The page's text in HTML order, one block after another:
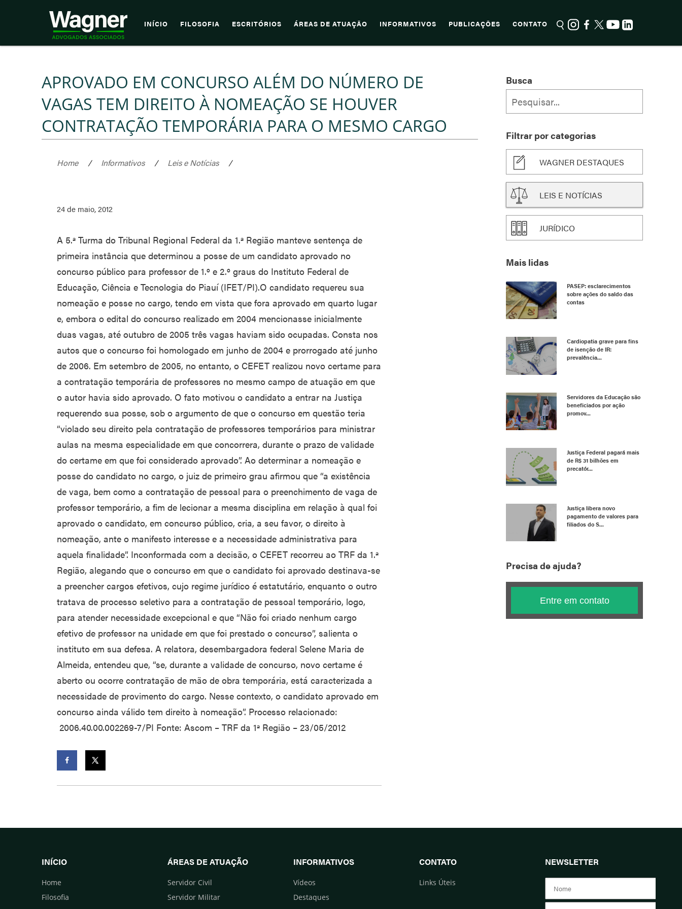
INÍCIO FILOSOFIA ESCRITÓRIOS ÁREAS DE ATUAÇÃO INFORMATIVOS PUBLICAÇÕES CONTATO
APROVADO EM CONCURSO ALÉM DO NÚMERO DE
VAGAS TEM DIREITO À NOMEAÇÃO SE HOUVER
CONTRATAÇÃO TEMPORÁRIA PARA O MESMO CARGO
Home / Informativos / Leis e Notícias /
24 de maio, 2012
A 5.ª Turma do Tribunal Regional Federal da 1.ª Região manteve sentença de
primeira instância que determinou a posse de um candidato aprovado no
concurso público para professor de 1.º e 2.º graus do Instituto Federal de
Educação, Ciência e Tecnologia do Piauí (IFET/PI).O candidato requereu sua
nomeação e posse no cargo, tendo em vista que fora aprovado em quarto lugar
e, embora o edital do concurso realizado em 2004 mencionasse inicialmente
duas vagas, até outubro de 2005 três vagas haviam sido ocupadas. Consta nos
autos que o concurso foi homologado em junho de 2004 e prorrogado até junho
de 2006. Em setembro de 2005, no entanto, o CEFET realizou novo certame para
a contratação temporária de professores no mesmo campo de atuação em que
o autor havia sido aprovado. O fato motivou o candidato a entrar na Justiça
requerendo sua posse, sob o argumento de que o concurso em questão teria
“violado seu direito pela contratação de professores temporários para ministrar
aulas na mesma especialidade em que concorrera, durante o prazo de validade
do certame em que foi considerado aprovado”. Ao determinar a nomeação e
posse do candidato no cargo, o juiz de primeiro grau afirmou que “a existência
de vaga, bem como a contratação de pessoal para o preenchimento de vaga de
professor temporário, a fim de lecionar a mesma disciplina em relação à qual foi
aprovado o candidato, em concurso público, cria, a seu favor, o direito à
nomeação, ante o manifesto interesse e a necessidade administrativa para
aquela finalidade”. Inconformada com a decisão, o CEFET recorreu ao TRF da 1.ª
Região, alegando que o concurso em que o candidato foi aprovado destinava-se
a preencher cargos efetivos, cujo regime jurídico é estatutário, enquanto o outro
tratava de processo seletivo para a contratação de pessoal temporário, logo,
para atender necessidade excepcional e que “Não foi criado nenhum cargo
efetivo de professor na unidade em que foi prestado o concurso”, salienta o
instituto em sua defesa. A relatora, desembargadora federal Selene Maria de
Almeida, entendeu que, “se, durante a validade de concurso, novo certame é
aberto ou ocorre contratação de mão de obra temporária, está caracterizada a
necessidade de provimento do cargo. Nesse contexto, o candidato aprovado em
concurso ainda válido tem direito à nomeação”. Processo relacionado:
2006.40.00.002269-7/PI Fonte: Ascom – TRF da 1ª Região – 23/05/2012
Busca
Filtrar por categorias
WAGNER DESTAQUES
LEIS E NOTÍCIAS
JURÍDICO
Mais lidas
PASEP: esclarecimentos
sobre ações do saldo das
contas
Cardiopatia grave para fins
de isenção de IR:
prevalência...
Servidores da Educação são
beneficiados por ação
promov...
Justiça Federal pagará mais
de R$ 31 bilhões em
precatór...
Justiça libera novo
pagamento de valores para
filiados do S...
Precisa de ajuda?
Entre em contato
INÍCIO
Home
Filosofia
ÁREAS DE ATUAÇÃO
Servidor Civil
Servidor Militar
INFORMATIVOS
Vídeos
Destaques
CONTATO
Links Úteis
NEWSLETTER